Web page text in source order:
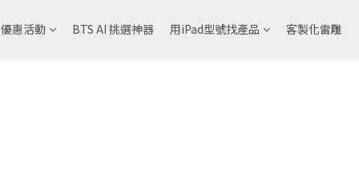
惠活動 BTS AI 挑選神器 用iPad型號找產品 客製化雷雕